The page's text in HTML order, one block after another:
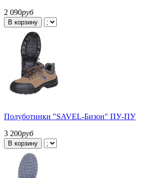
2 090руб
В корзину
Полуботинки "SAVEL-Бизон" ПУ-ПУ
3 200руб
В корзину